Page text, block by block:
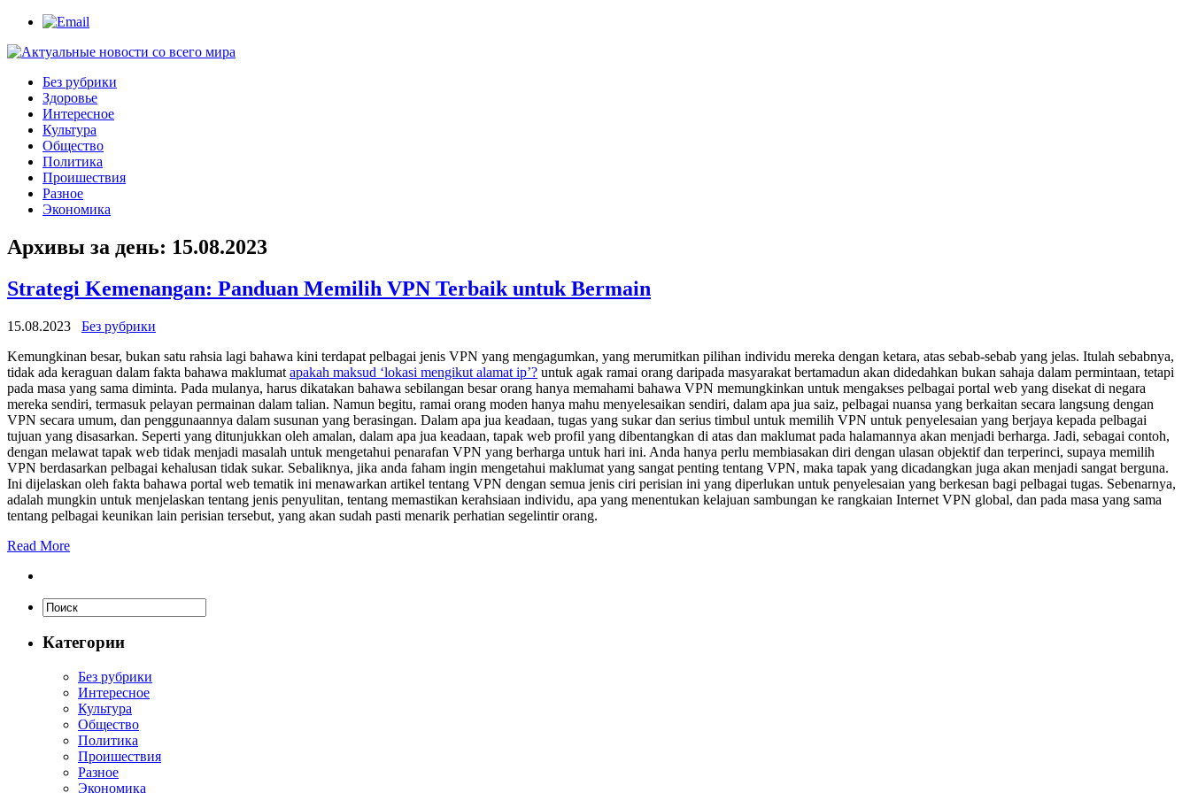
Без рубрики
Здоровье
Интересное
Культура
Общество
Политика
Проишествия
Разное
Экономика
Архивы за день: 15.08.2023
Strategi Kemenangan: Panduan Memilih VPN Terbaik untuk Bermain
15.08.2023
Без рубрики
Kemungkinan besar, bukan satu rahsia lagi bahawa kini terdapat pelbagai jenis VPN yang mengagumkan, yang merumitkan pilihan individu mereka dengan ketara, atas sebab-sebab yang jelas. Itulah sebabnya,
tidak ada keraguan dalam fakta bahawa maklumat apakah maksud ‘lokasi mengikut alamat ip’? untuk agak ramai orang daripada masyarakat bertamadun akan didedahkan bukan sahaja dalam permintaan, tetapi
pada masa yang sama diminta. Pada mulanya, harus dikatakan bahawa sebilangan besar orang hanya memahami bahawa VPN memungkinkan untuk mengakses pelbagai portal web yang disekat di negara
mereka sendiri, termasuk pelayan permainan dalam talian. Namun begitu, ramai orang moden hanya mahu menyelesaikan sendiri, dalam apa jua saiz, pelbagai nuansa yang berkaitan secara langsung dengan
VPN secara umum, dan penggunaannya dalam susunan yang berasingan. Dalam apa jua keadaan, tugas yang sukar dan serius timbul untuk memilih VPN untuk penyelesaian yang berjaya kepada pelbagai
tujuan yang disasarkan. Seperti yang ditunjukkan oleh amalan, dalam apa jua keadaan, tapak web profil yang dibentangkan di atas dan maklumat pada halamannya akan menjadi berharga. Jadi, sebagai contoh,
dengan melawat tapak web tidak menjadi masalah untuk mengetahui penarafan VPN yang berharga untuk hari ini. Anda hanya perlu membiasakan diri dengan ulasan objektif dan terperinci, supaya memilih
VPN berdasarkan pelbagai kehalusan tidak sukar. Sebaliknya, jika anda faham ingin mengetahui maklumat yang sangat penting tentang VPN, maka tapak yang dicadangkan juga akan menjadi sangat berguna.
Ini dijelaskan oleh fakta bahawa portal web tematik ini menawarkan artikel tentang VPN dengan semua jenis ciri perisian ini yang diperlukan untuk penyelesaian yang berkesan bagi pelbagai tugas. Sebenarnya,
adalah mungkin untuk menjelaskan tentang jenis penyulitan, tentang memastikan kerahsiaan individu, apa yang menentukan kelajuan sambungan ke rangkaian Internet VPN global, dan pada masa yang sama
tentang pelbagai keunikan lain perisian tersebut, yang akan sudah pasti menarik perhatian segelintir orang.
Read More
Категории
Без рубрики
Интересное
Культура
Общество
Политика
Проишествия
Разное
Экономика